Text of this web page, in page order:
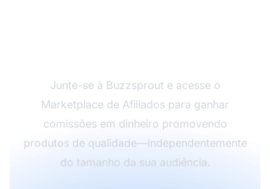
Junte-se à Buzzsprout e acesse o
Marketplace de Afiliados para ganhar
comissões em dinheiro promovendo
produtos de qualidade—independentemente
do tamanho da sua audiência.